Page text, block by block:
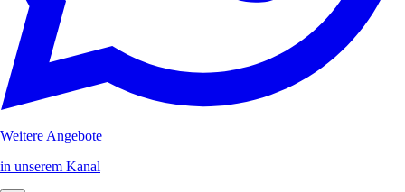
Weitere Angebote
in unserem Kanal